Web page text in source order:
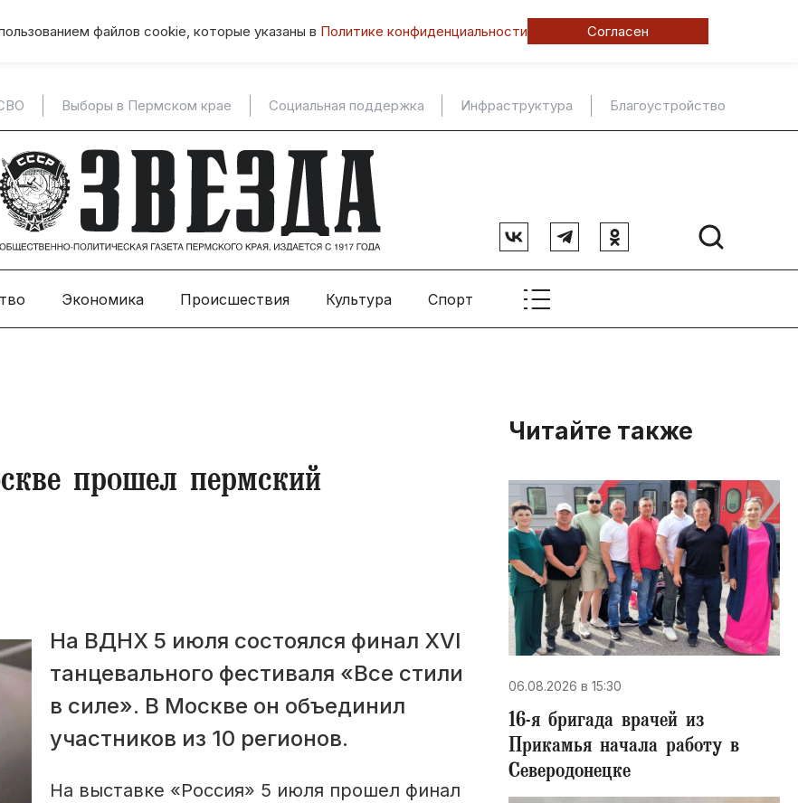
файлов cookie, которые указаны в Политике конфиденциальности Согласен
Выборы в Пермском крае Социальная поддержка Инфраструктура Благоустройство
Экономика Происшествия Культура Спорт
прошел пермский
На ВДНХ 5 июля состоялся финал XVI
танцевального фестиваля «Все стили
в силе». В Москве он объединил
участников из 10 регионов.
На выставке «Россия» 5 июля прошел финал
Читайте также
06.08.2026 в 15:30
16-я бригада врачей из
Прикамья начала работу в
Северодонецке